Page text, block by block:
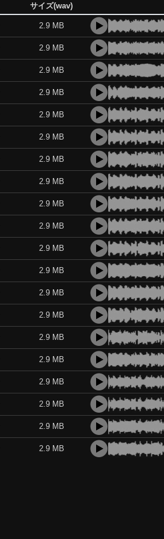
サイズ(wav)
2.9 MB
2.9 MB
2.9 MB
2.9 MB
2.9 MB
2.9 MB
2.9 MB
2.9 MB
2.9 MB
2.9 MB
2.9 MB
2.9 MB
2.9 MB
2.9 MB
2.9 MB
2.9 MB
2.9 MB
2.9 MB
2.9 MB
2.9 MB